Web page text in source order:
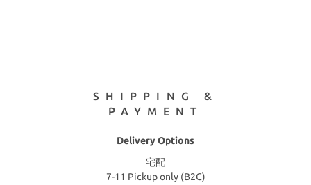
SHIPPING &
PAYMENT
Delivery Options
宅配
7-11 Pickup only (B2C)